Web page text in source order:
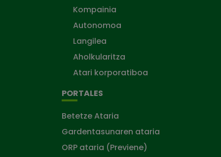
Kompainia
Autonomoa
Langilea
Aholkularitza
Atari korporatiboa
PORTALES
Betetze Ataria
Gardentasunaren ataria
ORP ataria (Previene)